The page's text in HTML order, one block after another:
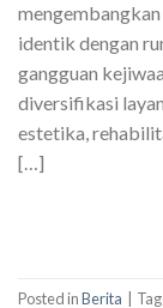
mengembangkan
identik dengan
gangguan
diversifikasi
estetika,
[…]
Posted inBerita